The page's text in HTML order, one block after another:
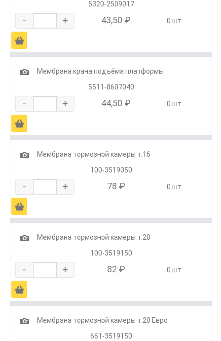
5320-2509017
- + 43,50 ₽ 0 шт.
Ä
1
Мембрана крана подъёма платформы
5511-8607040
- + 44,50 ₽ 0 шт.
Ä
1
Мембрана тормозной камеры т.16
100-3519050
- + 78 ₽ 0 шт.
Ä
1
Мембрана тормозной камеры т.20
100-3519150
- + 82 ₽ 0 шт.
Ä
1
Мембрана тормозной камеры т.20 Евро
661-3519150